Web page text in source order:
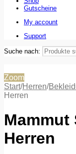
Gutscheine
My account
Support
Suche nach:
Zoom
Start/Herren/
Herren
Mammut
Herren